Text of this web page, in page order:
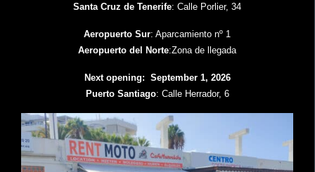
Santa Cruz de Tenerife: Calle Porlier, 34
Aeropuerto Sur: Aparcamiento nº 1
Aeropuerto del Norte:Zona de llegada
Next opening: September 1, 2026
Puerto Santiago: Calle Herrador, 6